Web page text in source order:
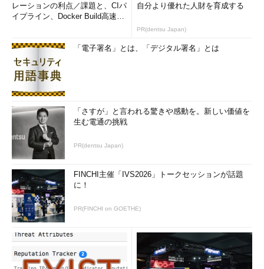
レーションの利点／課題と、CIパ
イプライン、Docker Build高速化
自分より優れた人財を育成する
PR(dentsu Japan)
「電子署名」とは、「デジタル署名」とは
「さすが」と言われる驚きや感動を。新しい価値を
生む電通の挑戦
PR(dentsu Japan)
FINCHI主催「IVS2026」トークセッションが話題
に！
PR(FINCHI on GOETHE)